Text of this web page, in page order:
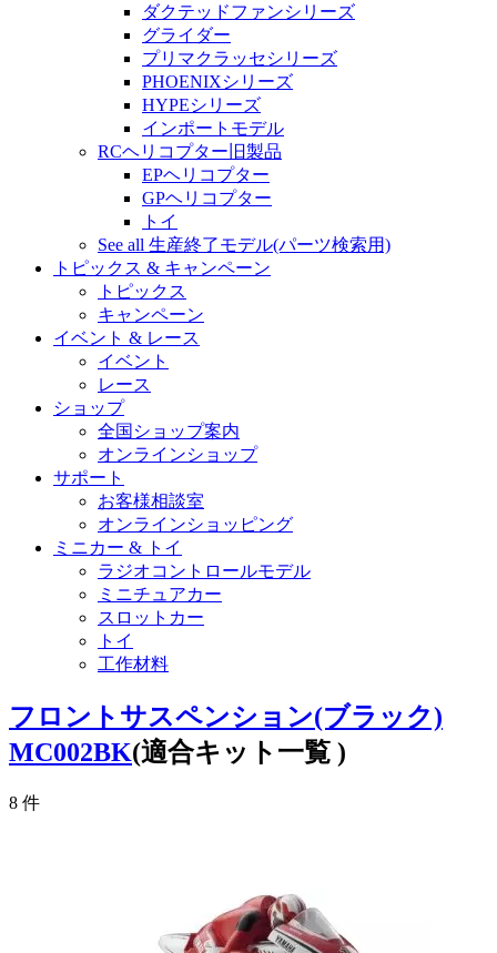
ダクテッドファンシリーズ
グライダー
プリマクラッセシリーズ
PHOENIXシリーズ
HYPEシリーズ
インポートモデル
RCヘリコプター旧製品
EPヘリコプター
GPヘリコプター
トイ
See all 生産終了モデル(パーツ検索用)
トピックス & キャンペーン
トピックス
キャンペーン
イベント & レース
イベント
レース
ショップ
全国ショップ案内
オンラインショップ
サポート
お客様相談室
オンラインショッピング
ミニカー & トイ
ラジオコントロールモデル
ミニチュアカー
スロットカー
トイ
工作材料
フロントサスペンション(ブラック)
MC002BK(適合キット一覧 )
8 件